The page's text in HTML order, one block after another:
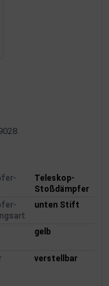
Teleskop-
Stoßdämpfer
unten Stift
gelb
verstellbar